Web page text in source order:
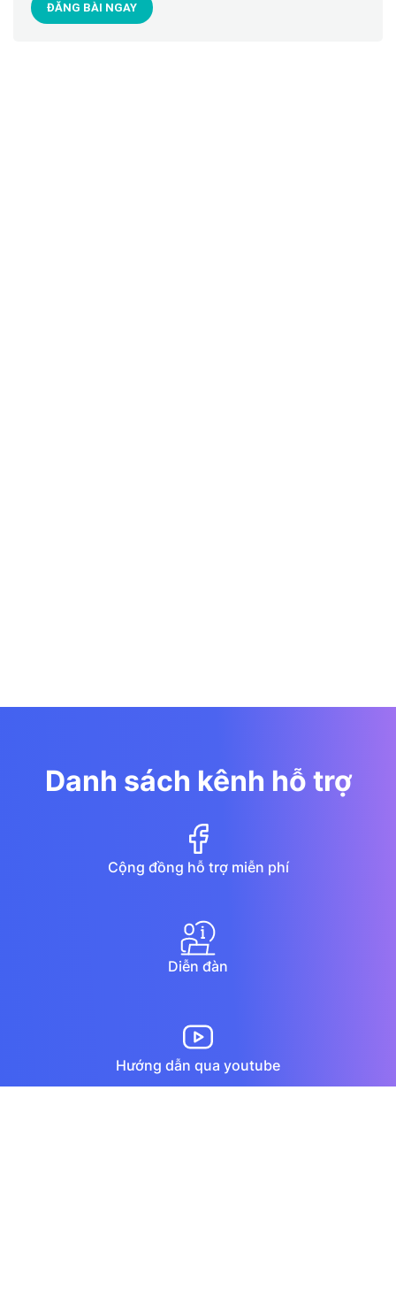
ĐĂNG BÀI NGAY
Danh sách kênh hỗ trợ
Cộng đồng hỗ trợ miễn phí
Diễn đàn
Hướng dẫn qua youtube